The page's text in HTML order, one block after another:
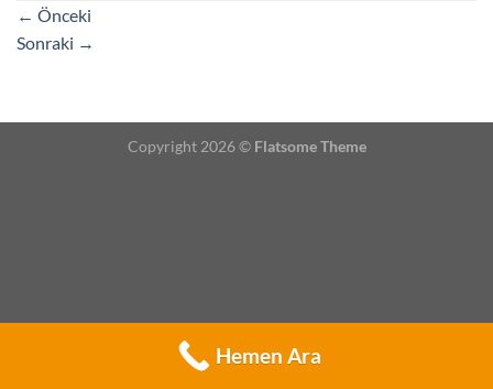
← Önceki
Sonraki →
Copyright 2026 © Flatsome Theme
Hemen Ara